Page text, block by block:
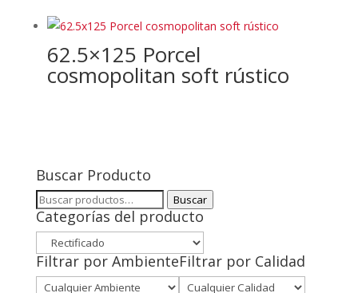
62.5×125 Porcel
cosmopolitan soft rústico
Buscar Producto
Buscar
por:
Buscar
Categorías del producto
Filtrar por AmbienteFiltrar por Calidad